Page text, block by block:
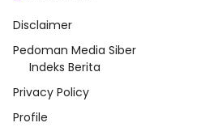
Disclaimer
Pedoman Media Siber
Indeks Berita
Privacy Policy
Profile